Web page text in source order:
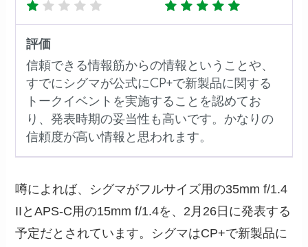
評価
信頼できる情報筋からの情報ということや、
すでにシグマが公式にCP+で新製品に関する
トークイベントを実施することを認めてお
り、発表時期の妥当性も高いです。かなりの
信頼度が高い情報と思われます。
噂によれば、シグマがフルサイズ用の35mm f/1.4
IIとAPS-C用の15mm f/1.4を、2月26日に発表する
予定だとされています。シグマはCP+で新製品に